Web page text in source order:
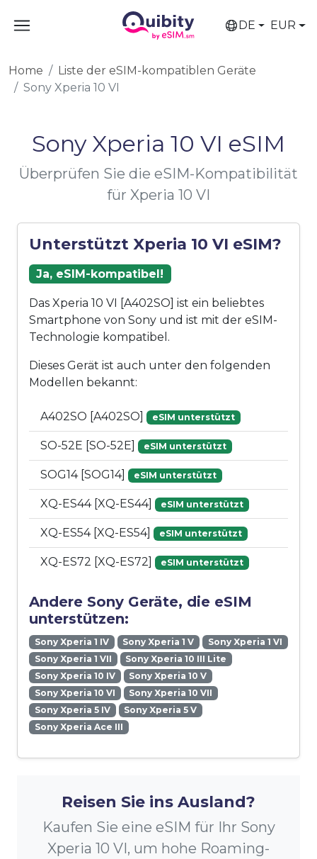
DE EUR
Home
Liste der eSIM-kompatiblen Geräte
Sony Xperia 10 VI
Sony Xperia 10 VI eSIM
Überprüfen Sie die eSIM-Kompatibilität
für Xperia 10 VI
Unterstützt Xperia 10 VI eSIM?
Ja, eSIM-kompatibel!
Das Xperia 10 VI [A402SO] ist ein beliebtes
Smartphone von Sony und ist mit der eSIM-
Technologie kompatibel.
Dieses Gerät ist auch unter den folgenden
Modellen bekannt:
A402SO [A402SO] eSIM unterstützt
SO-52E [SO-52E] eSIM unterstützt
SOG14 [SOG14] eSIM unterstützt
XQ-ES44 [XQ-ES44] eSIM unterstützt
XQ-ES54 [XQ-ES54] eSIM unterstützt
XQ-ES72 [XQ-ES72] eSIM unterstützt
Andere Sony Geräte, die eSIM
unterstützen:
Sony Xperia 1 IV Sony Xperia 1 V
Sony Xperia 1 VI
Sony Xperia 1 VII
Sony Xperia 10 III Lite
Sony Xperia 10 IV
Sony Xperia 10 V
Sony Xperia 10 VI
Sony Xperia 10 VII
Sony Xperia 5 IV
Sony Xperia 5 V
Sony Xperia Ace III
Reisen Sie ins Ausland?
Kaufen Sie eine eSIM für Ihr Sony
Xperia 10 VI, um hohe Roaming-